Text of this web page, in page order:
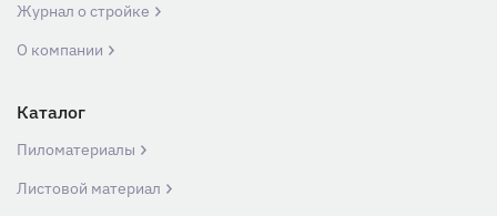
Журнал о стройке
О компании
Каталог
Пиломатериалы
Листовой материал